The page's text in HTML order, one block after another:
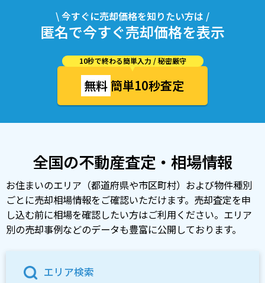
\ 今すぐに売却価格を知りたい方は /
匿名で今すぐ売却価格を表示
10秒で終わる簡単入力 / 秘密厳守
無料簡単10秒査定
全国の不動産査定・相場情報
お住まいのエリア（都道府県や市区町村）および物件種別
ごとに売却相場情報をご確認いただけます。売却査定を申
し込む前に相場を確認したい方はご利用ください。エリア
別の売却事例などのデータも豊富に公開しております。
エリア検索